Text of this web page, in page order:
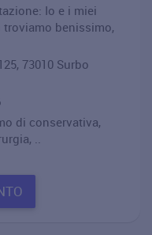
Io e i miei
benissimo,
73010 Surbo
di conservativa,
..